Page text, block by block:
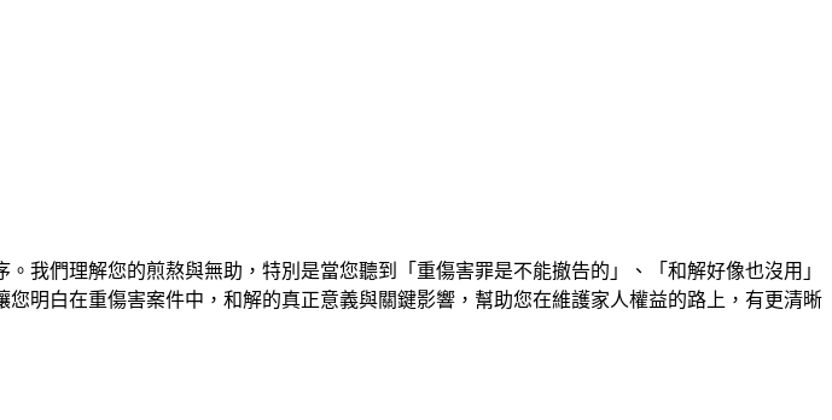
我們理解您的煎熬與無助，特別是當您聽到「重傷害罪是不能撤告的」、「和解好像也沒用」
明白在重傷害案件中，和解的真正意義與關鍵影響，幫助您在維護家人權益的路上，有更清晰